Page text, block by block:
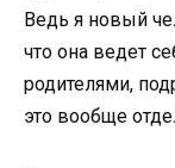
Ведь я новый
что она ведет
родителями,
это вообще